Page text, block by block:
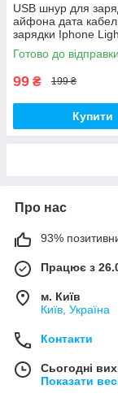
USB шнур для
айфона дата
зарядки Iphone
кабель юсб usb
подовжувач 90
Готово до відправки
99 ₴ 199 ₴
Купити
Про нас
93%
Працює з
м. Київ
Київ, Україна
Контакти
Сьогодні
Показати